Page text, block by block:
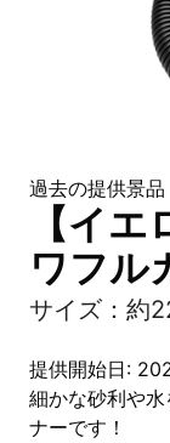
過去の提供景品
【イ
ワフル
サイズ：約
提供開始日:
細かな砂利や
ナーです！